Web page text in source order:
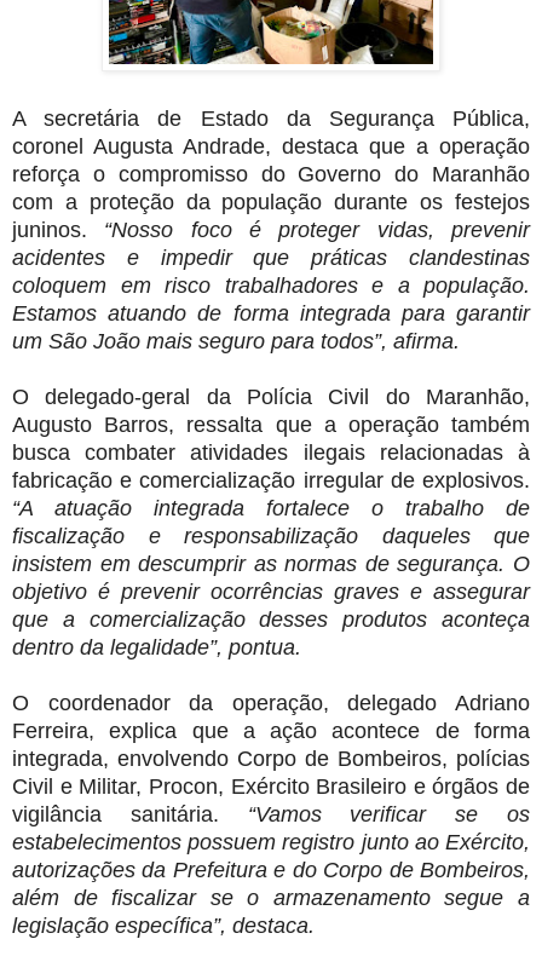
A secretária de Estado da Segurança Pública,
coronel Augusta Andrade, destaca que a operação
reforça o compromisso do Governo do Maranhão
com a proteção da população durante os festejos
juninos. “Nosso foco é proteger vidas, prevenir
acidentes e impedir que práticas clandestinas
coloquem em risco trabalhadores e a população.
Estamos atuando de forma integrada para garantir
um São João mais seguro para todos”, afirma.
O delegado-geral da Polícia Civil do Maranhão,
Augusto Barros, ressalta que a operação também
busca combater atividades ilegais relacionadas à
fabricação e comercialização irregular de explosivos.
“A atuação integrada fortalece o trabalho de
fiscalização e responsabilização daqueles que
insistem em descumprir as normas de segurança. O
objetivo é prevenir ocorrências graves e assegurar
que a comercialização desses produtos aconteça
dentro da legalidade”, pontua.
O coordenador da operação, delegado Adriano
Ferreira, explica que a ação acontece de forma
integrada, envolvendo Corpo de Bombeiros, polícias
Civil e Militar, Procon, Exército Brasileiro e órgãos de
vigilância sanitária. “Vamos verificar se os
estabelecimentos possuem registro junto ao Exército,
autorizações da Prefeitura e do Corpo de Bombeiros,
além de fiscalizar se o armazenamento segue a
legislação específica”, destaca.